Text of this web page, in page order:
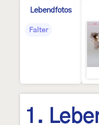
Lebendfotos
Falter
1.